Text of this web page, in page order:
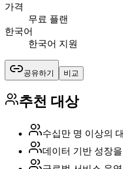
가격
무료 플랜
한국어
한국어 지원
공유하기 비교
추천 대상
수십만 명 이상의
데이터 기반 성장